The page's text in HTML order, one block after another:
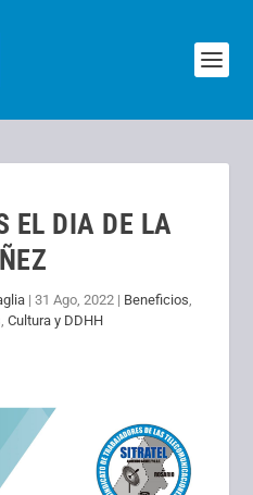
EL DIA DE LA
| 31 Ago, 2022 | Beneficios,
, Cultura y DDHH